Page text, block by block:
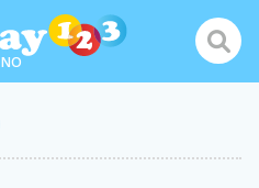
NO